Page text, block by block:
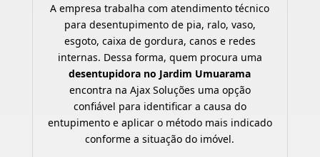
A empresa trabalha com atendimento técnico
para desentupimento de pia, ralo, vaso,
esgoto, caixa de gordura, canos e redes
internas. Dessa forma, quem procura uma
desentupidora no Jardim Umuarama
encontra na Ajax Soluções uma opção
confiável para identificar a causa do
entupimento e aplicar o método mais indicado
conforme a situação do imóvel.